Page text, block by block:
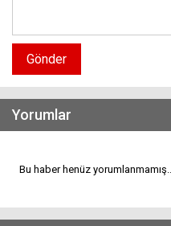
Gönder
Yorumlar
Bu haber henüz